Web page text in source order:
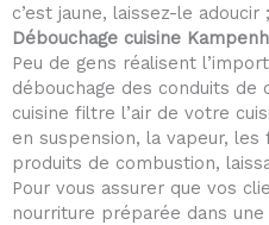
c’est jaune, laissez-le
Débouchage cuisine
Peu de gens réalisent
débouchage des conduits de
cuisine filtre l’air de votre
en suspension, la vapeur,
produits de combustion,
Pour vous assurer que vos
nourriture préparée dans